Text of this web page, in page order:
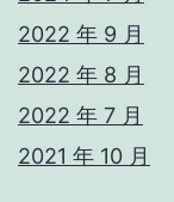
2022 年 9 月
2022 年 8 月
2022 年 7 月
2021 年 10 月